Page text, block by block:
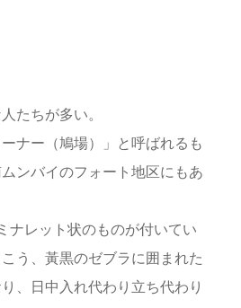
たちが多い。
ナー（鳩場）」と呼ばれるも
ンバイのフォート地区にもあ
ナレット状のものが付いてい
う、黃黒のゼブラに囲まれた
、日中入れ代わり立ち代わり